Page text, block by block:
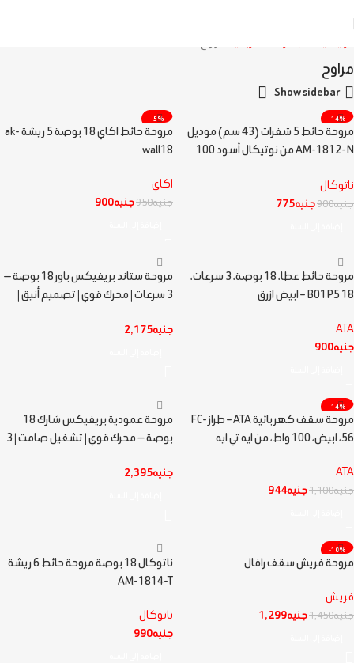
مراوح
Show sidebar
-14%
مروحة حائط 5 شفرات (43 سم) موديل
AM-1812-N من نوتيكال أسود 100
ناتوكال
جنيه900جنيه775
-5%
مروحة حائط اكاي 18 بوصة 5 ريشة ak-
wall18
اكاي
جنيه950جنيه900
مروحة حائط عطا، 18 بوصة، 3 سرعات،
18 B01P5 – ابيض ازرق
ATA
جنيه900
مروحة ستاند بريفيكس باور 18 بوصة —
3 سرعات | محرك قوي | تصميم أنيق |
جنيه2,175
-14%
مروحة سقف كهربائية ATA – طراز FC-
56، ابيض، 100 واط، من ايه تي ايه
ATA
جنيه1,100جنيه944
مروحة عمودية بريفيكس شارك 18
بوصة — محرك قوي | تشغيل صامت | 3
جنيه2,395
-10%
مروحة فريش سقف رافال
فريش
جنيه1,450جنيه1,299
ناتوكال 18 بوصة مروحة حائط 6 ريشة
AM-1814-T
ناتوكال
جنيه990